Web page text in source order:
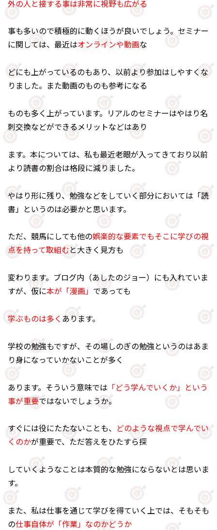
外の人と接する事は非常に視野も広がる
事も多いので積極的に動くほうが良いでしょう。セミナー
に関しては、最近はオンラインや動画な
どにも上がっているのもあり、以前より参加はしやすくな
りました。また動画のものも参考になる
ものも多く上がっています。リアルのセミナーはやはり名
刺交換などができるメリットなどはあり
ます。本については、私も最近老眼が入ってきており以前
より読書の割合は格段に減りました。
やはり形に残り、勉強などをしていく部分においては「読
書」というのは必要かと思います。
ただ、競馬にしても他の娯楽的な要素でもそこに学びの視
点を持って取組むと大きく見方も
変わります。ブログ内（あしたのジョー）にも入れていま
すが、仮に本が「漫画」 であっても
学ぶものは多く あります。
学校の勉強もですが、その場しのぎの勉強というのはあま
り身になっていかないことが多く
あります。そういう意味では 「どう学んでいくか」という
事が重要ではないでしょうか。
すぐには役にたたないことも、 どのような視点で学んでい
くのかが重要で、ただ答えをひたすら探
していくようなことは本質的な勉強にならないとは思いま
す。
また、私は仕事を通じて学びを得ていく上では、そもそも
の仕事自体が「作業」なのかどうか